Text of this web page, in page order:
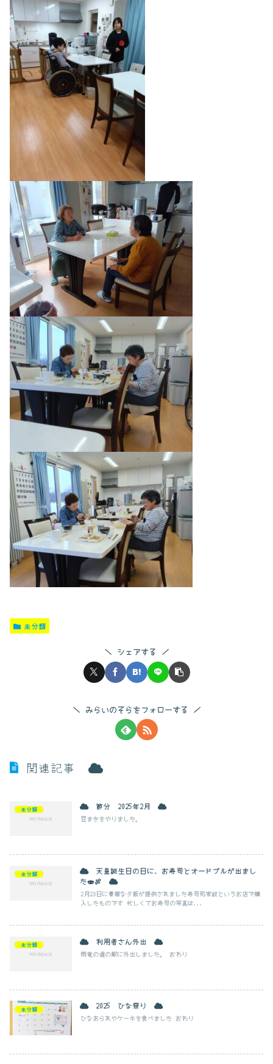
未分類
シェアする
みらいのそらをフォローする
関連記事
未分類 節分 2025年2月
豆まきをやりました。
未分類
た🍣🍖
2月23日に豪華な夕飯が提供されました寿司処家紋というお店で購
入したものです 忙しくてお寿司の写真は...
未分類 利用者さん外出
雨竜の道の駅に外出しました。 おわり
未分類 2025 ひな祭り
ひなあられやケーキを食べました おわり